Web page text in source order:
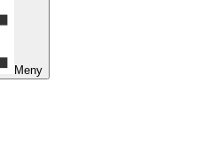
Meny